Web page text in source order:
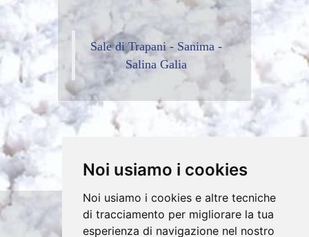
Noi usiamo i cookies
Noi usiamo i cookies e altre tecniche
di tracciamento per migliorare la tua
esperienza di navigazione nel nostro
Sale di Trapani - Sanima -
Salina Galia
Copyrights © 2026 SA.NI.MA. S.A.S. di